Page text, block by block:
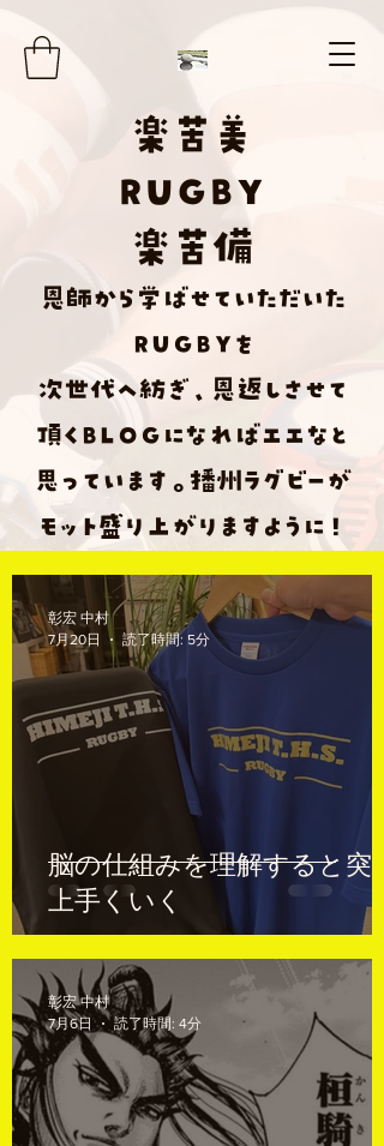
楽 苦 美
RUGBY
楽苦備
​恩師から学ばせていただいた
ＲＵＧＢＹ を
次世代へ紡ぎ、恩返しさせて
頂く ＢＬＯＧ になればエエなと
思っています。播州ラグビーが
モット盛り上がりますように！
a8mail.com@gmail.com
脳の仕組みを理解すると突然
上手くいく
彰宏 中村
7月20日
読了時間: 5分
彰宏 中村
7月6日
読了時間: 4分